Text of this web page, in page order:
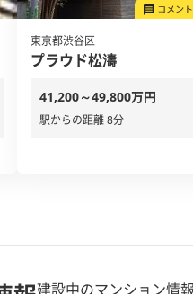
東京都渋谷区
プラウド松濤
41,200～49,800万円
駅からの距離 8分
建設中のマンション情